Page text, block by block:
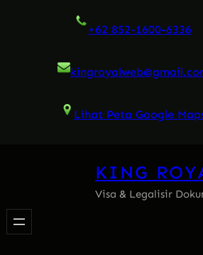
+62 852-1600-6336
Lihat Peta Google
KING
Visa & Legalisir